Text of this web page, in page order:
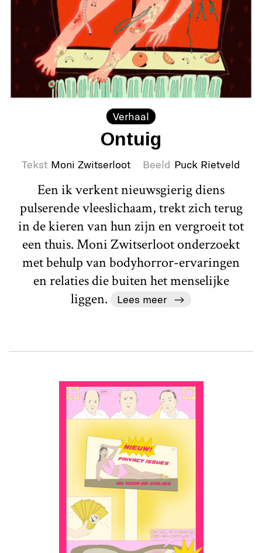
Verhaal
Ontuig
Tekst Moni Zwitserloot Beeld Puck Rietveld
Een ik verkent nieuwsgierig diens
pulserende vleeslichaam, trekt zich terug
in de kieren van hun zijn en vergroeit tot
een thuis. Moni Zwitserloot onderzoekt
met behulp van bodyhorror-ervaringen
en relaties die buiten het menselijke
liggen.
Lees meer